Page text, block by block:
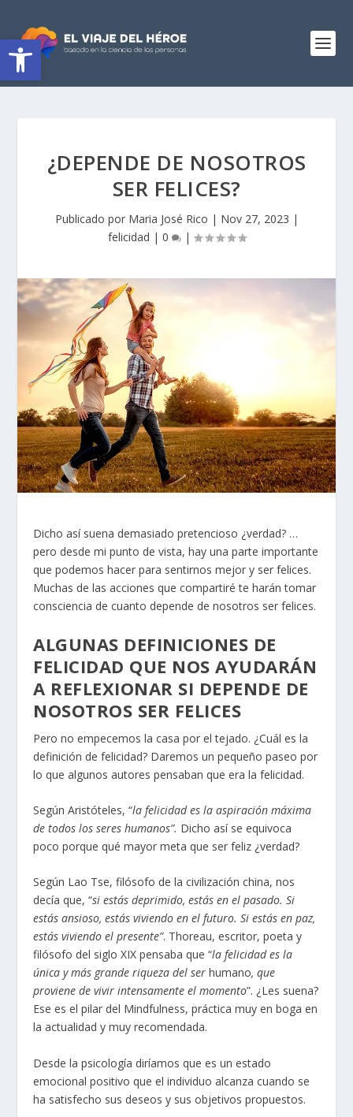
Abrir barra de herramientas
¿DEPENDE DE NOSOTROS
SER FELICES?
Publicado por Maria José Rico | Nov 27, 2023 |
felicidad | 0 |
Dicho así suena demasiado pretencioso ¿verdad? …
pero desde mi punto de vista, hay una parte importante
que podemos hacer para sentirnos mejor y ser felices.
Muchas de las acciones que compartiré te harán tomar
consciencia de cuanto depende de nosotros ser felices.
ALGUNAS DEFINICIONES DE
FELICIDAD QUE NOS AYUDARÁN
A REFLEXIONAR SI DEPENDE DE
NOSOTROS SER FELICES
Pero no empecemos la casa por el tejado. ¿Cuál es la
definición de felicidad? Daremos un pequeño paseo por
lo que algunos autores pensaban que era la felicidad.
Según Aristóteles, “la felicidad es la aspiración máxima
de todos los seres humanos”. Dicho así se equivoca
poco porque qué mayor meta que ser feliz ¿verdad?
Según Lao Tse, filósofo de la civilización china, nos
decía que, “si estás deprimido, estás en el pasado. Si
estás ansioso, estás viviendo en el futuro. Si estás en paz,
estás viviendo el presente”. Thoreau, escritor, poeta y
filósofo del siglo XIX pensaba que “la felicidad es la
única y más grande riqueza del ser humano, que
proviene de vivir intensamente el momento”. ¿Les suena?
Ese es el pilar del Mindfulness, práctica muy en boga en
la actualidad y muy recomendada.
Desde la psicología diríamos que es un estado
emocional positivo que el individuo alcanza cuando se
ha satisfecho sus deseos y sus objetivos propuestos.